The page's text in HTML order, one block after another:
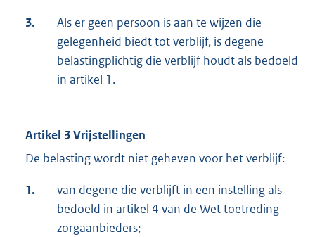
3.
Als er geen persoon is aan te wijzen die
gelegenheid biedt tot verblijf, is degene
belastingplichtig die verblijf houdt als bedoeld
in artikel 1.
Artikel 3 Vrijstellingen
De belasting wordt niet geheven voor het verblijf:
1.
van degene die verblijft in een instelling als
bedoeld in artikel 4 van de Wet toetreding
zorgaanbieders;